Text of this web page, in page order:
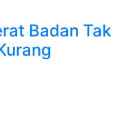
Badan Tak